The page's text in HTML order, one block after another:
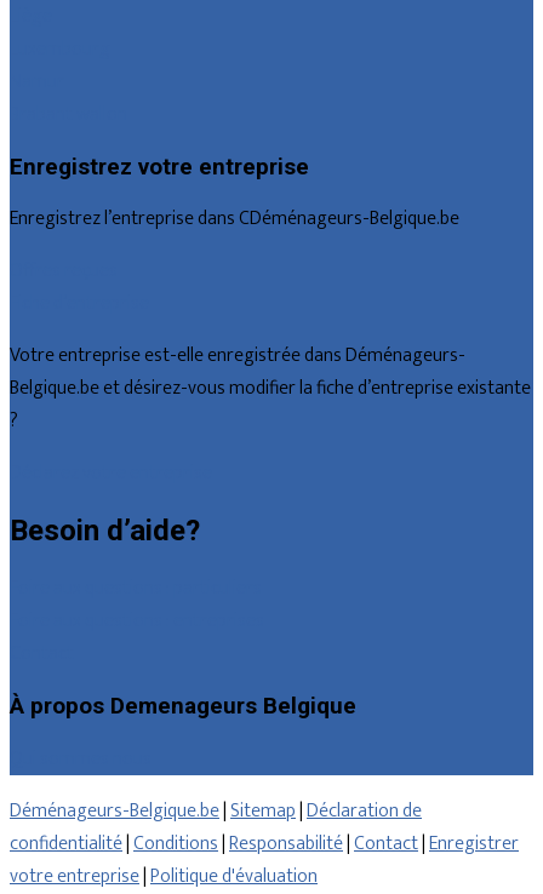
Enregistrez votre entreprise
Enregistrez l’entreprise dans CDéménageurs-Belgique.be
Votre entreprise est-elle enregistrée dans Déménageurs-
Belgique.be et désirez-vous modifier la fiche d’entreprise existante
?
Besoin d’aide?
À propos Demenageurs Belgique
Déménageurs-Belgique.be|Sitemap|Déclaration de
confidentialité|Conditions|Responsabilité|Contact|Enregistrer
votre entreprise|Politique d'évaluation